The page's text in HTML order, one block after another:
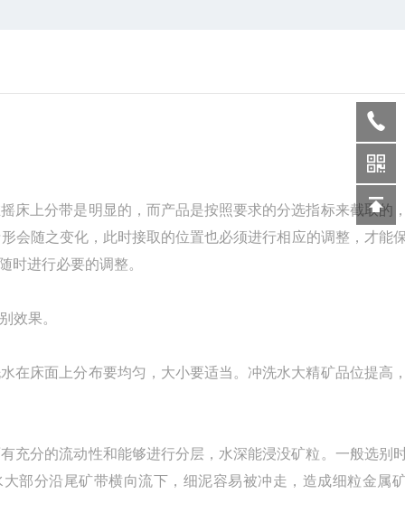
上分带是明显的，而产品是按照要求的分选指标来截取的
会随之变化，此时接取的位置也必须进行相应的调整，才能
时进行必要的调整。
效果。
床面上分布要均匀，大小要适当。冲洗水大精矿品位提高
分的流动性和能够进行分层，水深能浸没矿粒。一般选别
部分沿尾矿带横向流下，细泥容易被冲走，造成细粒金属